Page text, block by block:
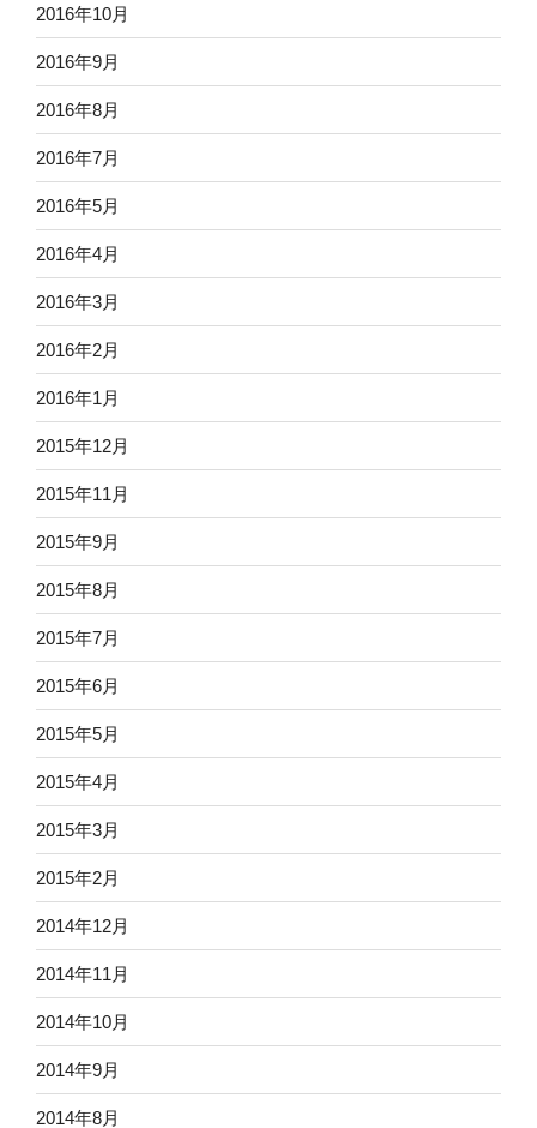
2016年10月
2016年9月
2016年8月
2016年7月
2016年5月
2016年4月
2016年3月
2016年2月
2016年1月
2015年12月
2015年11月
2015年9月
2015年8月
2015年7月
2015年6月
2015年5月
2015年4月
2015年3月
2015年2月
2014年12月
2014年11月
2014年10月
2014年9月
2014年8月